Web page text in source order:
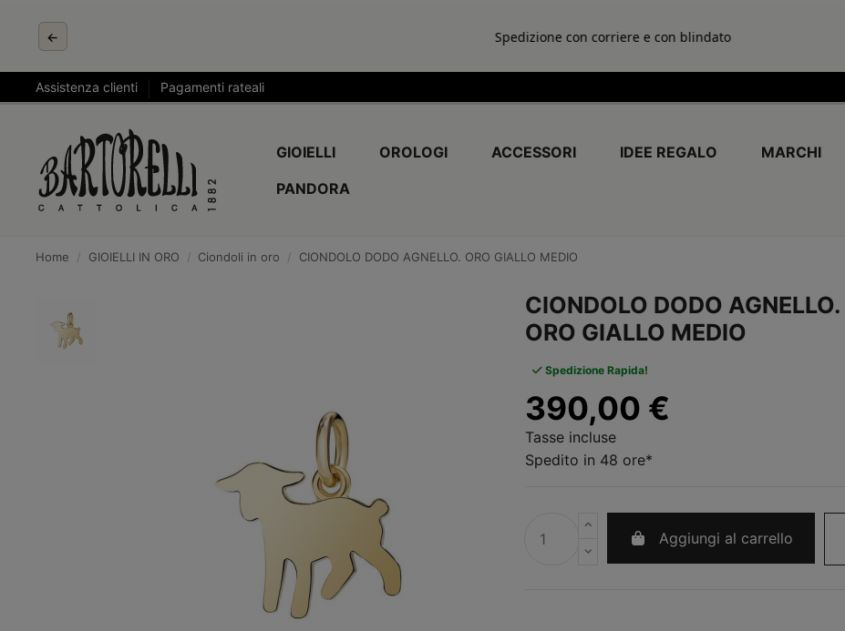
← Spedizione con corriere e con blindato
Assistenza clienti Pagamenti rateali
GIOIELLI OROLOGI ACCESSORI IDEE REGALO
MARCHI
PANDORA
Home GIOIELLI IN ORO Ciondoli in oro CIONDOLO DODO AGNELLO. ORO GIALLO MEDIO
CIONDOLO DODO AGNELLO.
ORO GIALLO MEDIO
Spedizione Rapida!
390,00 €
Tasse incluse
Spedito in 48 ore*
Aggiungi al carrello